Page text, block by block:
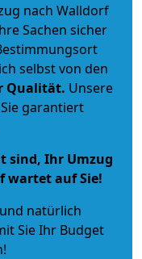
nach Walldorf
Sachen sicher
selbst von den
Qualität. Unsere
garantiert
sind, Ihr Umzug
wartet auf Sie!
natürlich
Sie Ihr Budget